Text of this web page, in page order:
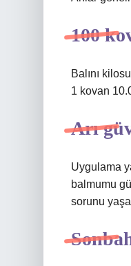
100
Balını
1 kovan
Arı
Uygulama
balmumu
sorunu